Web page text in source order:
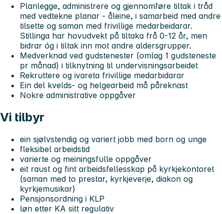
Planlegge, administrere og gjennomføre tiltak i tråd
med vedtekne planar - åleine, i samarbeid med andre
tilsette og saman med frivillige medarbeidarar.
Stillinga har hovudvekt på tiltaka frå 0-12 år, men
bidrar óg i tiltak inn mot andre aldersgrupper.
Medverknad ved gudstenester (omlag 1 gudsteneste
pr månad) i tilknytning til undervisningsarbeidet
Rekruttere og ivareta frivillige medarbidarar
Ein del kvelds- og helgearbeid må påreknast
Nokre administrative oppgåver
Vi tilbyr
ein sjølvstendig og variert jobb med born og unge
fleksibel arbeidstid
varierte og meiningsfulle oppgåver
eit raust og fint arbeidsfellesskap på kyrkjekontoret
(saman med to prestar, kyrkjeverje, diakon og
kyrkjemusikar)
Pensjonsordning i KLP
løn etter KA sitt regulativ